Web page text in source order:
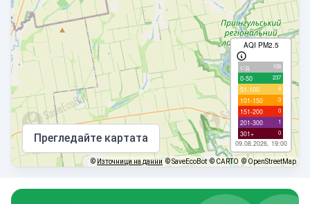
AQI PM2.5
с/д 108
0-50 237
51-100 4
101-150 0
151-200 0
201-300 1
301+ 0
09.08.2026, 19:00
Прегледайте картата
© Източници на данни © SaveEcoBot © CARTO © OpenStreetMap